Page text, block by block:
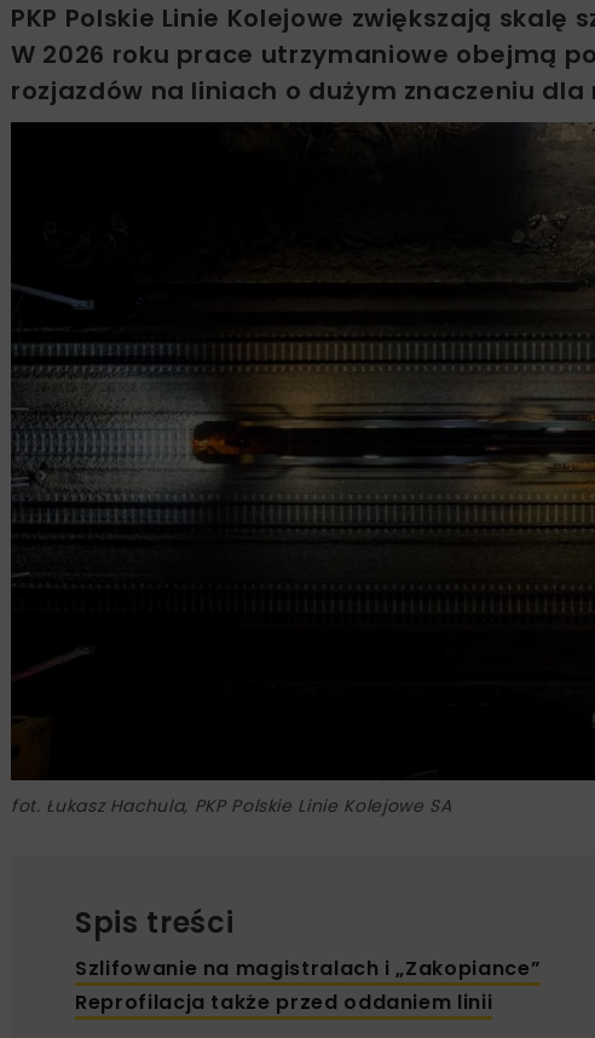
PKP Polskie Linie Kolejowe zwiększają
W 2026 roku prace utrzymaniowe obejmą
rozjazdów na liniach o dużym znaczeniu
fot. Łukasz Hachula, PKP Polskie Linie Kolejowe SA
Spis treści
Szlifowanie na magistralach i „Zakopiance”
Reprofilacja także przed oddaniem linii